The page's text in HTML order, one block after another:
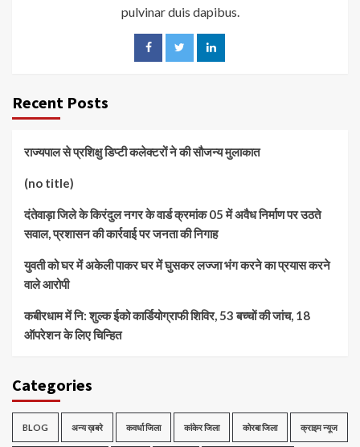
pulvinar duis dapibus.
Recent Posts
राज्यपाल से प्रशिक्षु डिप्टी कलेक्टरों ने की सौजन्य मुलाकात
(no title)
दंतेवाड़ा जिले के किरंदुल नगर के वार्ड क्रमांक 05 में अवैध निर्माण पर उठते
सवाल, प्रशासन की कार्रवाई पर जनता की निगाह
युवती को घर में अकेली पाकर घर में घुसकर लज्जा भंग करने का प्रयास करने
वाले आरोपी
कबीरधाम में नि: शुल्क ईको कार्डियोग्राफी शिविर, 53 बच्चों की जांच, 18
ऑपरेशन के लिए चिन्हित
Categories
BLOG अन्य ख़बरे कवर्धा जिला कांकेर जिला कोरबा जिला क्राइम न्यूज